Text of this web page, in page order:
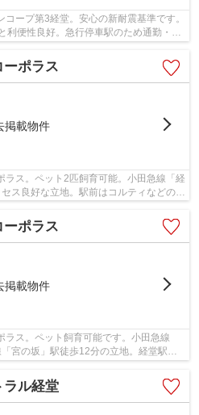
ープ第3経堂。安心の新耐震基準です。
便性良好。急行停車駅のため通勤・通
や商店街が賑わ...
ーポラス
掲載物件
ラス。ペット2匹飼育可能。小田急線「経
ス良好な立地。駅前はコルティなどの商
ーポラス
掲載物件
ラス。ペット飼育可能です。小田急線
宮の坂」駅徒歩12分の立地。経堂駅周
ラル経堂